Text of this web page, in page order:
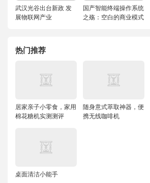
武汉光谷出台新政 发
展物联网产业
国产智能终端操作系统
之殇：空白的商业模式
热门推荐
居家亲子小零食，家用
棉花糖机实测测评
随身意式萃取神器，便
携无线咖啡机
桌面清洁小能手